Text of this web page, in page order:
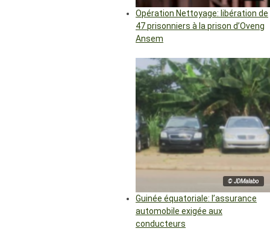
Opération Nettoyage: libération de
47 prisonniers à la prison d’Oveng
Ansem
© JDMalabo
Guinée équatoriale: l’assurance
automobile exigée aux
conducteurs